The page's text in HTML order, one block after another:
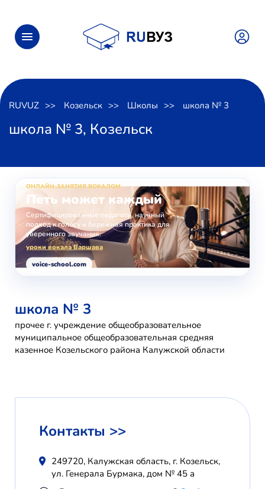
RUVUZ Козельск Школы школа № 3
школа № 3, Козельск
ОНЛАЙН-ЗАНЯТИЯ ВОКАЛОМ
Петь может каждый
Сертифицированные педагоги, научный
подход к голосу и бережная практика для
уверенного звучания.
уроки вокала Варшава
voice-school.com
школа № 3
прочее г. учреждение общеобразовательное
муниципальное общеобразовательная средняя
казенное Козельского района Калужской области
Контакты >>
249720, Калужская область, г. Козельск,
ул. Генерала Бурмака, дом № 45 а